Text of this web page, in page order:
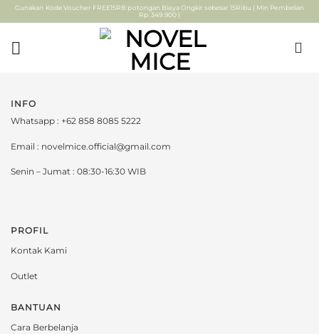
Skip
to
content
Gunakan Kode Voucher FREE15RB potongan Biaya Ongkir sebesar 15Ribu ( Min Pembelian
Rp. 349.900 )
INFO
Whatsapp : +62 858 8085 5222
Email : novelmice.official@gmail.com
Senin – Jumat : 08:30-16:30 WIB
PROFIL
Kontak Kami
Outlet
BANTUAN
Cara Berbelanja